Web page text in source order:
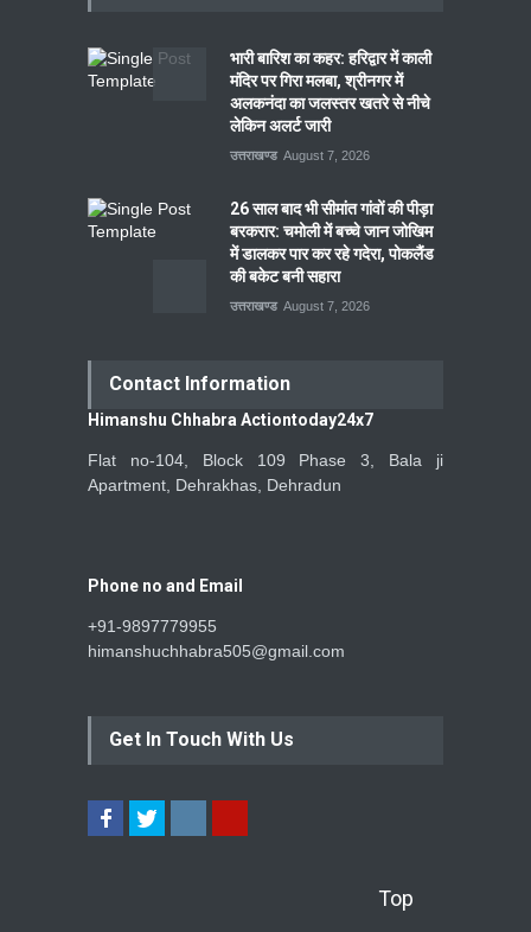
भारी बारिश का कहर: हरिद्वार में काली
मंदिर पर गिरा मलबा, श्रीनगर में
अलकनंदा का जलस्तर खतरे से नीचे
लेकिन अलर्ट जारी
उत्तराखण्ड August 7, 2026
26 साल बाद भी सीमांत गांवों की पीड़ा
बरकरार: चमोली में बच्चे जान जोखिम
में डालकर पार कर रहे गदेरा, पोकलैंड
की बकेट बनी सहारा
उत्तराखण्ड August 7, 2026
Contact Information
Himanshu Chhabra Actiontoday24x7
Flat no-104, Block 109 Phase 3, Bala ji
Apartment, Dehrakhas, Dehradun
Phone no and Email
+91-9897779955
himanshuchhabra505@gmail.com
Get In Touch With Us
Top